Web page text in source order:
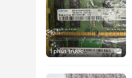
1 phút trước 1